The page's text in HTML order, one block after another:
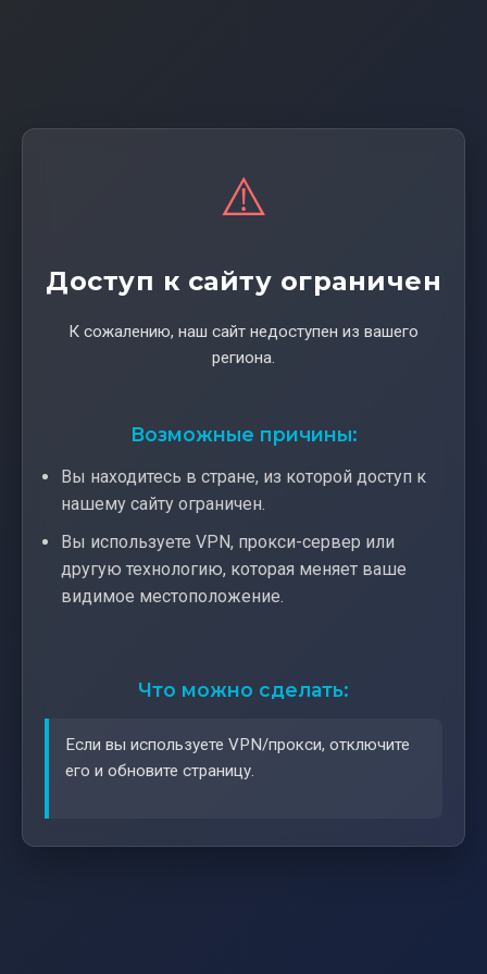
⚠️
Доступ к сайту ограничен
К сожалению, наш сайт недоступен из вашего
региона.
Возможные причины:
Вы находитесь в стране, из которой доступ к
нашему сайту ограничен.
Вы используете VPN, прокси-сервер или
другую технологию, которая меняет ваше
видимое местоположение.
Что можно сделать:
Если вы используете VPN/прокси, отключите
его и обновите страницу.